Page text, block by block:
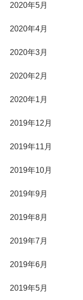
2020年5月
2020年4月
2020年3月
2020年2月
2020年1月
2019年12月
2019年11月
2019年10月
2019年9月
2019年8月
2019年7月
2019年6月
2019年5月